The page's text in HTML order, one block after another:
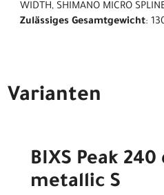
WIDTH, SHIMANO MICRO
Zulässiges Gesamtgewicht:
Varianten
BIXS Peak
metallic S